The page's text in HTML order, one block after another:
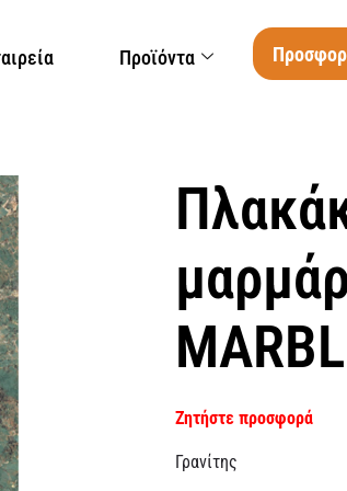
Προϊόντα
Ζητήστε προσφορά
Γρανίτης